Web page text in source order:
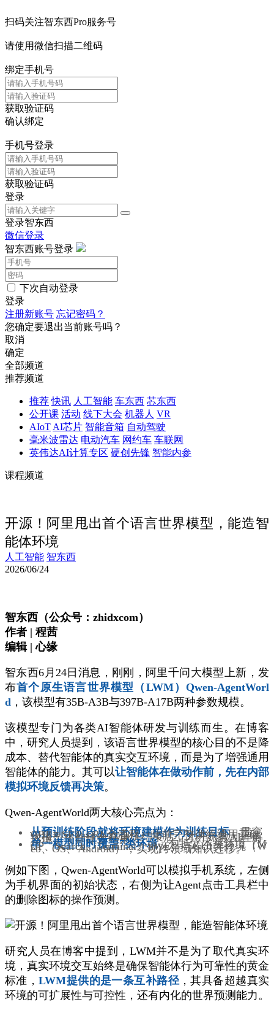
扫码关注智东西Pro服务号
请使用微信扫描二维码
绑定手机号
获取验证码
确认绑定
手机号登录
获取验证码
登录
登录智东西
微信登录
智东西账号登录
下次自动登录
登录
注册新账号 忘记密码？
您确定要退出当前账号吗？
取消
确定
全部频道
推荐频道
推荐 快讯 人工智能 车东西 芯东西
公开课 活动 线下大会 机器人 VR
AIoT AI芯片 智能音箱 自动驾驶
毫米波雷达 电动汽车 网约车 车联网
英伟达AI计算专区 硬创先锋 智能内参
课程频道
开源！阿里甩出首个语言世界模型，能造智
能体环境
人工智能 智东西
2026/06/24
智东西（公众号：zhidxcom）
作者 | 程茜
编辑 | 心缘
智东西6月24日消息，刚刚，阿里千问大模型上新，发
布首个原生语言世界模型（LWM）Qwen-AgentWorl
d ，该模型有35B-A3B与397B-A17B两种参数规模。
该模型专门为各类AI智能体研发与训练而生。在博客
中，研究人员提到，该语言世界模型的核心目的不是降
成本、替代智能体的真实交互环境，而是为了增强通用
智能体的能力。其可以让智能体在做动作前，先在内部
模拟环境反馈再决策。
Qwen-AgentWorld两大核心亮点为：
从预训练阶段就将环境建模作为训练目标，贯穿
CPT→SFT→RL全流程。此前完整训练通用基础
大模型，往往会在训练结束后，才开始教AI理解
环境、预判操作结果。
单一模型同时覆盖7类环境，包括文本类环境（M
CP、Search、Terminal、SWE）与GUI类环境（W
eb、OS、Android），实现跨领域知识迁移。
例如下图，Qwen-AgentWorld可以模拟手机系统，左侧
为手机界面的初始状态，右侧为让Agent点击工具栏中
的删除图标的操作预测。
研究人员在博客中提到，LWM并不是为了取代真实环
境，真实环境交互始终是确保智能体行为可靠性的黄金
标准，LWM提供的是一条互补路径 ，其具备超越真实
环境的可扩展性与可控性，还有内化的世界预测能力。